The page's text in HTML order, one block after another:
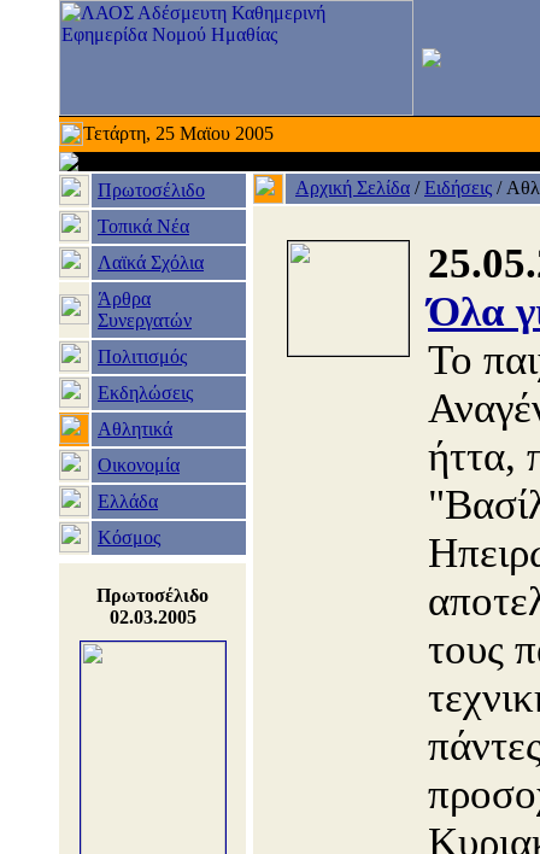
Τετάρτη, 25 Μαϊου 2005
Πρωτοσέλιδο
Τοπικά Νέα
Λαϊκά Σχόλια
Άρθρα
Συνεργατών
Πολιτισμός
Εκδηλώσεις
Αθλητικά
Οικονομία
Ελλάδα
Κόσμος
Πρωτοσέλιδο
02.03.2005
Αρχική Σελίδα /Ειδήσεις /
Όλα
Το
ήττα,
τους